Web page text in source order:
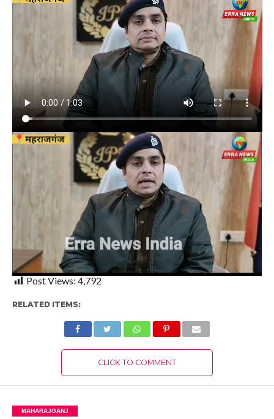
Post Views: 4,792
RELATED ITEMS:
CLICK TO COMMENT
MAHARAJGANJ